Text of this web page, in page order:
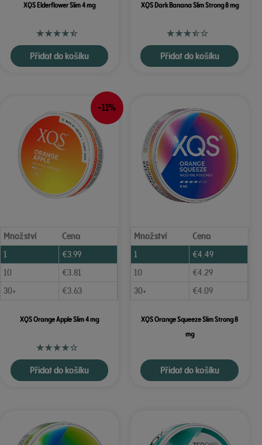
XQS Elderflower Slim 4 mg
Přidat do košíku
XQS Dark Banana Slim Strong 8 mg
Přidat do košíku
-11%
Množství
Cena
1
€3.99
10
€3.81
30+
€3.63
XQS Orange Apple Slim 4 mg
Přidat do košíku
Množství
Cena
1
€4.49
10
€4.29
30+
€4.09
XQS Orange Squeeze Slim Strong 8
mg
Přidat do košíku